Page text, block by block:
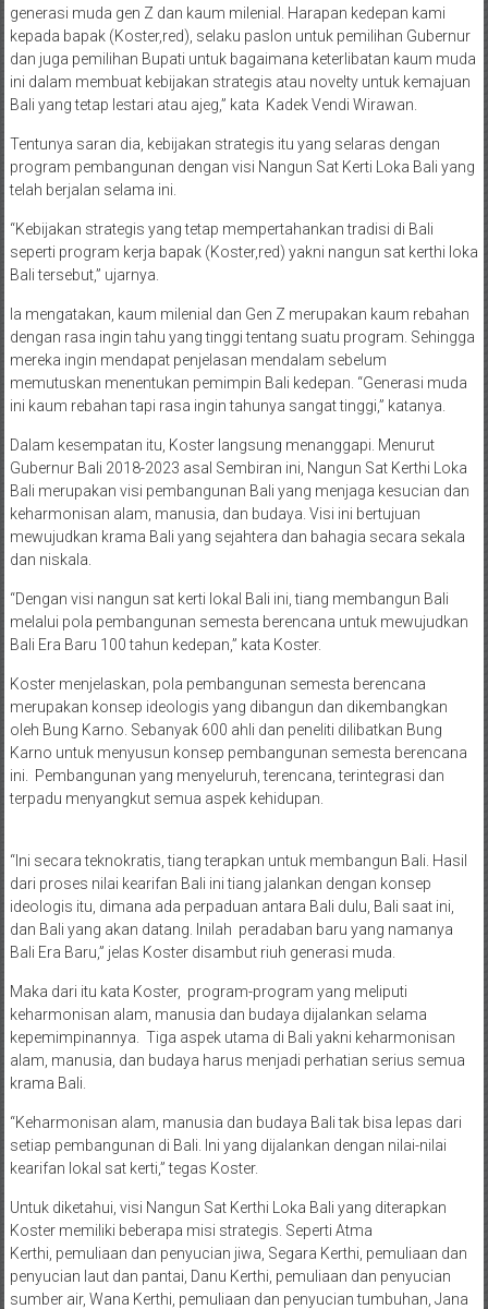
generasi muda gen Z dan kaum milenial. Harapan kedepan kami
kepada bapak (Koster,red), selaku paslon untuk pemilihan Gubernur
dan juga pemilihan Bupati untuk bagaimana keterlibatan kaum muda
ini dalam membuat kebijakan strategis atau novelty untuk kemajuan
Bali yang tetap lestari atau ajeg,” kata Kadek Vendi Wirawan.
Tentunya saran dia, kebijakan strategis itu yang selaras dengan
program pembangunan dengan visi Nangun Sat Kerti Loka Bali yang
telah berjalan selama ini.
“Kebijakan strategis yang tetap mempertahankan tradisi di Bali
seperti program kerja bapak (Koster,red) yakni nangun sat kerthi loka
Bali tersebut,” ujarnya.
Ia mengatakan, kaum milenial dan Gen Z merupakan kaum rebahan
dengan rasa ingin tahu yang tinggi tentang suatu program. Sehingga
mereka ingin mendapat penjelasan mendalam sebelum
memutuskan menentukan pemimpin Bali kedepan. “Generasi muda
ini kaum rebahan tapi rasa ingin tahunya sangat tinggi,” katanya.
Dalam kesempatan itu, Koster langsung menanggapi. Menurut
Gubernur Bali 2018-2023 asal Sembiran ini, Nangun Sat Kerthi Loka
Bali merupakan visi pembangunan Bali yang menjaga kesucian dan
keharmonisan alam, manusia, dan budaya. Visi ini bertujuan
mewujudkan krama Bali yang sejahtera dan bahagia secara sekala
dan niskala.
“Dengan visi nangun sat kerti lokal Bali ini, tiang membangun Bali
melalui pola pembangunan semesta berencana untuk mewujudkan
Bali Era Baru 100 tahun kedepan,” kata Koster.
Koster menjelaskan, pola pembangunan semesta berencana
merupakan konsep ideologis yang dibangun dan dikembangkan
oleh Bung Karno. Sebanyak 600 ahli dan peneliti dilibatkan Bung
Karno untuk menyusun konsep pembangunan semesta berencana
ini. Pembangunan yang menyeluruh, terencana, terintegrasi dan
terpadu menyangkut semua aspek kehidupan.
“Ini secara teknokratis, tiang terapkan untuk membangun Bali. Hasil
dari proses nilai kearifan Bali ini tiang jalankan dengan konsep
ideologis itu, dimana ada perpaduan antara Bali dulu, Bali saat ini,
dan Bali yang akan datang. Inilah peradaban baru yang namanya
Bali Era Baru,” jelas Koster disambut riuh generasi muda.
Maka dari itu kata Koster, program-program yang meliputi
keharmonisan alam, manusia dan budaya dijalankan selama
kepemimpinannya. Tiga aspek utama di Bali yakni keharmonisan
alam, manusia, dan budaya harus menjadi perhatian serius semua
krama Bali.
“Keharmonisan alam, manusia dan budaya Bali tak bisa lepas dari
setiap pembangunan di Bali. Ini yang dijalankan dengan nilai-nilai
kearifan lokal sat kerti,” tegas Koster.
Untuk diketahui, visi Nangun Sat Kerthi Loka Bali yang diterapkan
Koster memiliki beberapa misi strategis. Seperti Atma
Kerthi, pemuliaan dan penyucian jiwa, Segara Kerthi, pemuliaan dan
penyucian laut dan pantai, Danu Kerthi, pemuliaan dan penyucian
sumber air, Wana Kerthi, pemuliaan dan penyucian tumbuhan, Jana